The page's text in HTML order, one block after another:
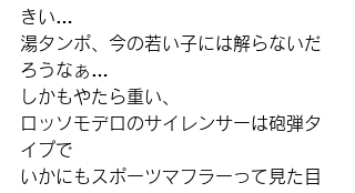
きい…
湯タンポ、今の若い子には解らないだ
ろうなぁ…
しかもやたら重い、
ロッソモデロのサイレンサーは砲弾タ
イプで
いかにもスポーツマフラーって見た目